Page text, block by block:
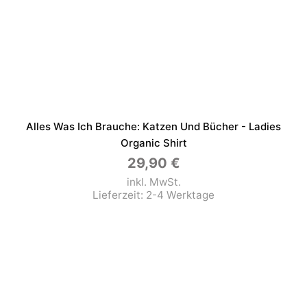
Alles Was Ich Brauche: Katzen Und Bücher - Ladies
Organic Shirt
29,90 €
inkl. MwSt.
Lieferzeit: 2-4 Werktage